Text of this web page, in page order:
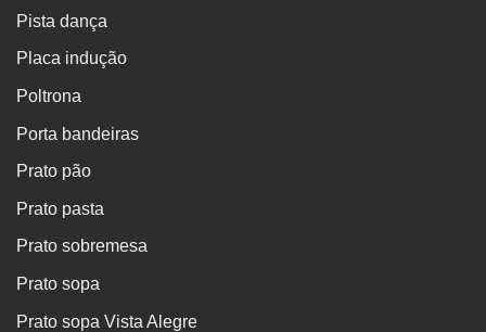
Pista dança
Placa indução
Poltrona
Porta bandeiras
Prato pão
Prato pasta
Prato sobremesa
Prato sopa
Prato sopa Vista Alegre